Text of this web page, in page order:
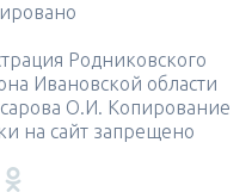
Родниковского
Ивановской области
О.И. Копирование
на сайт запрещено